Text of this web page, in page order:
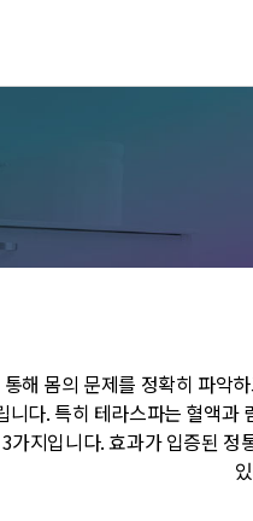
해 몸의 문제를 정확히 파악
니다. 특히 테라스파는 혈액
가지입니다. 효과가 입증된